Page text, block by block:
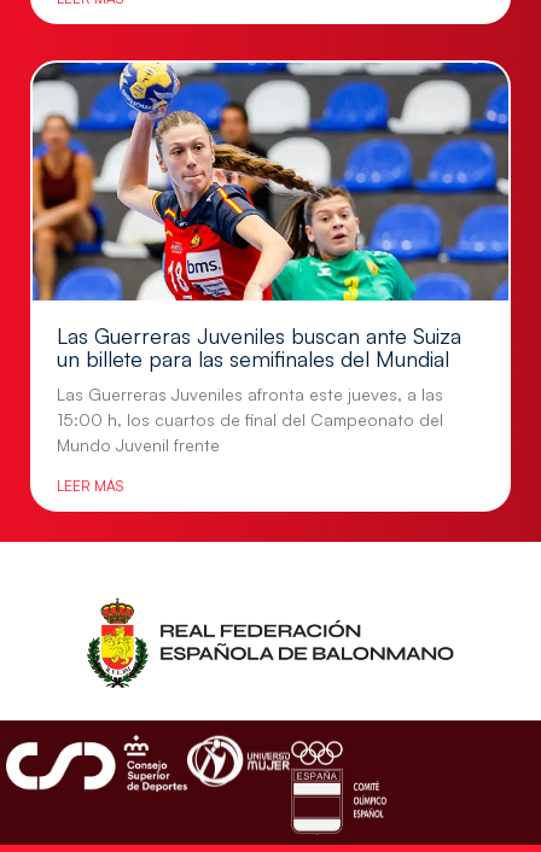
Las Guerreras Juveniles buscan ante Suiza
un billete para las semifinales del Mundial
Las Guerreras Juveniles afronta este jueves, a las
15:00 h, los cuartos de final del Campeonato del
Mundo Juvenil frente
LEER MÁS